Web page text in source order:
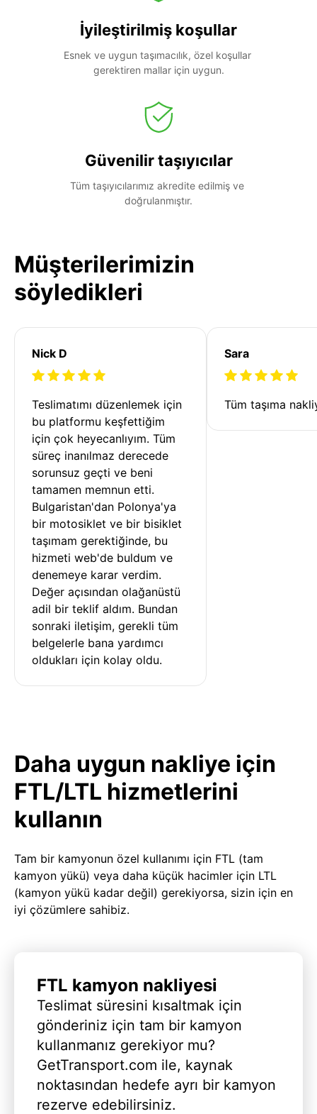
İyileştirilmiş koşullar
Esnek ve uygun taşımacılık, özel koşullar
gerektiren mallar için uygun.
Güvenilir taşıyıcılar
Tüm taşıyıcılarımız akredite edilmiş ve
doğrulanmıştır.
Müşterilerimizin
söyledikleri
Nick D
Teslimatımı düzenlemek için
bu platformu keşfettiğim
için çok heyecanlıyım. Tüm
süreç inanılmaz derecede
sorunsuz geçti ve beni
tamamen memnun etti.
Bulgaristan'dan Polonya'ya
bir motosiklet ve bir bisiklet
taşımam gerektiğinde, bu
hizmeti web'de buldum ve
denemeye karar verdim.
Değer açısından olağanüstü
adil bir teklif aldım. Bundan
sonraki iletişim, gerekli tüm
belgelerle bana yardımcı
oldukları için kolay oldu.
Sara
Tüm taşıma
Daha uygun nakliye için
FTL/LTL hizmetlerini
kullanın
Tam bir kamyonun özel kullanımı için FTL (tam
kamyon yükü) veya daha küçük hacimler için LTL
(kamyon yükü kadar değil) gerekiyorsa, sizin için en
iyi çözümlere sahibiz.
FTL kamyon nakliyesi
Teslimat süresini kısaltmak için
gönderiniz için tam bir kamyon
kullanmanız gerekiyor mu?
GetTransport.com ile, kaynak
noktasından hedefe ayrı bir kamyon
rezerve edebilirsiniz.